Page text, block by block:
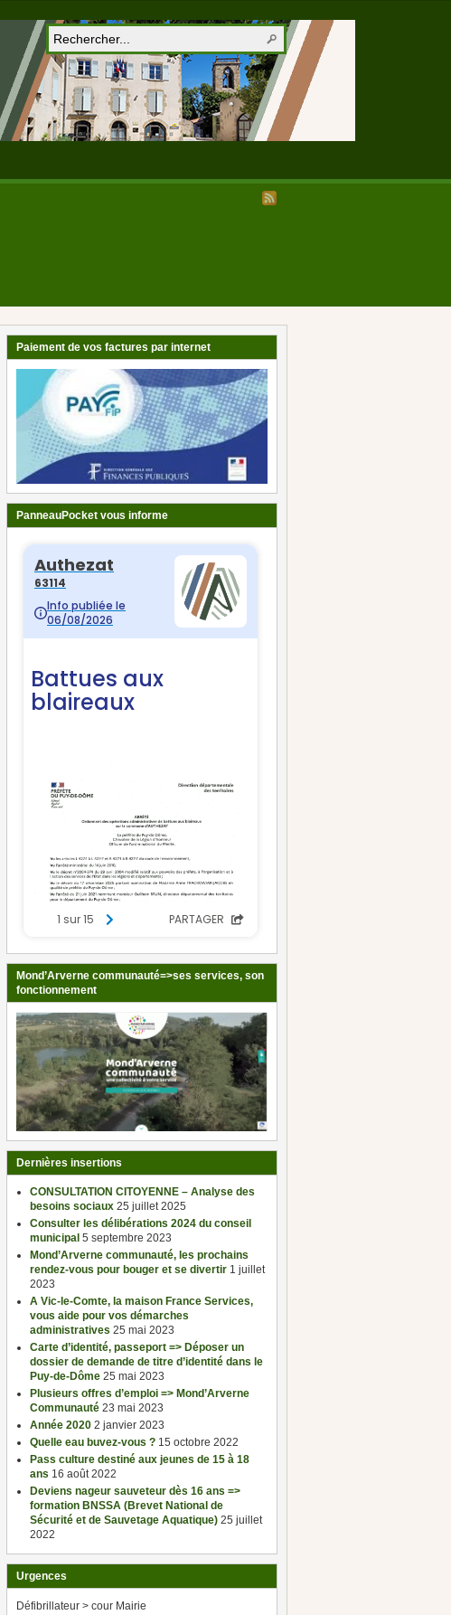
Paiement de vos factures par internet
PanneauPocket vous informe
Mond’Arverne communauté=>ses services, son
fonctionnement
Dernières insertions
CONSULTATION CITOYENNE – Analyse des
besoins sociaux 25 juillet 2025
Consulter les délibérations 2024 du conseil
municipal 5 septembre 2023
Mond’Arverne communauté, les prochains
rendez-vous pour bouger et se divertir 1 juillet
2023
A Vic-le-Comte, la maison France Services,
vous aide pour vos démarches
administratives 25 mai 2023
Carte d’identité, passeport => Déposer un
dossier de demande de titre d’identité dans le
Puy-de-Dôme 25 mai 2023
Plusieurs offres d’emploi => Mond’Arverne
Communauté 23 mai 2023
Année 2020 2 janvier 2023
Quelle eau buvez-vous ? 15 octobre 2022
Pass culture destiné aux jeunes de 15 à 18
ans 16 août 2022
Deviens nageur sauveteur dès 16 ans =>
formation BNSSA (Brevet National de
Sécurité et de Sauvetage Aquatique) 25 juillet
2022
Urgences
Défibrillateur > cour Mairie